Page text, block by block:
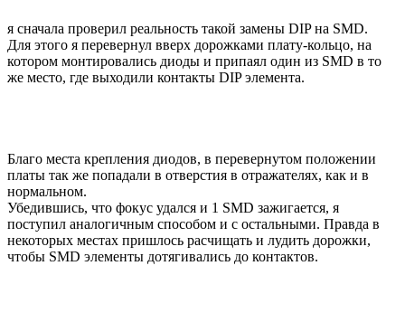
я сначала проверил реальность такой замены DIP на SMD.
Для этого я перевернул вверх дорожками плату-кольцо, на
котором монтировались диоды и припаял один из SMD в то
же место, где выходили контакты DIP элемента.
Благо места крепления диодов, в перевернутом положении
платы так же попадали в отверстия в отражателях, как и в
нормальном.
Убедившись, что фокус удался и 1 SMD зажигается, я
поступил аналогичным способом и с остальными. Правда в
некоторых местах пришлось расчищать и лудить дорожки,
чтобы SMD элементы дотягивались до контактов.